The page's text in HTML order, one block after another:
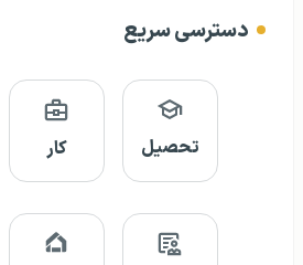
دسترسی سریع
تحصیل کار